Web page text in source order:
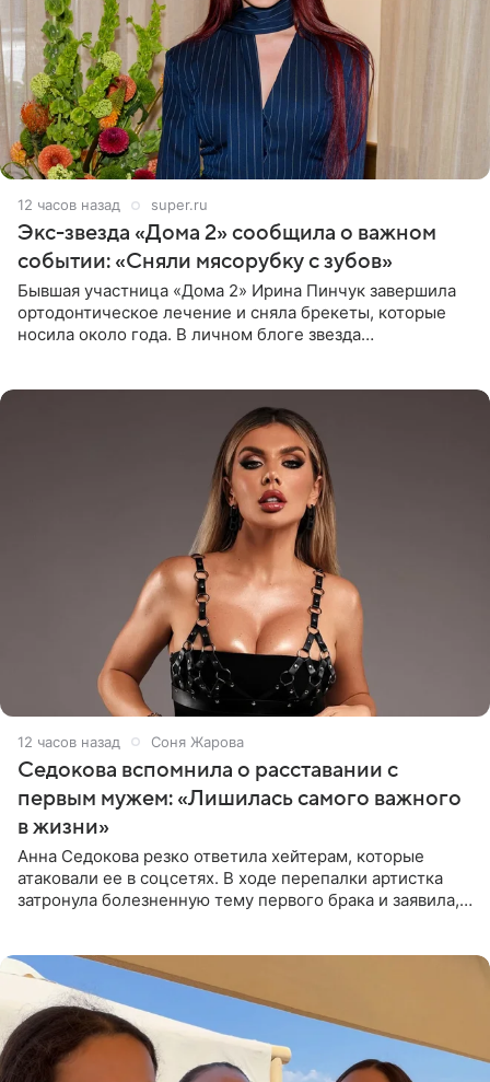
12 часов назад super.ru
Экс-звезда «Дома 2» сообщила о важном
событии: «Сняли мясорубку с зубов»
Бывшая участница «Дома 2» Ирина Пинчук завершила
ортодонтическое лечение и сняла брекеты, которые
носила около года. В личном блоге звезда
12 часов назад Соня Жарова
Седокова вспомнила о расставании с
первым мужем: «Лишилась самого важного
в жизни»
Анна Седокова резко ответила хейтерам, которые
атаковали ее в соцсетях. В ходе перепалки артистка
затронула болезненную тему первого брака и заявила,